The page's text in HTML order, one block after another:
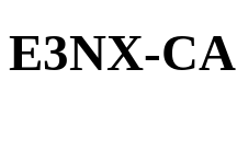
E3NX-CA